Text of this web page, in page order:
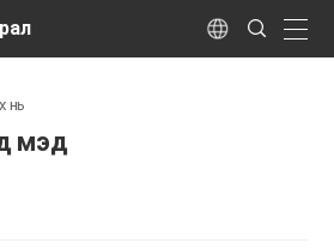
Language
Search
Submit
нь
мэд